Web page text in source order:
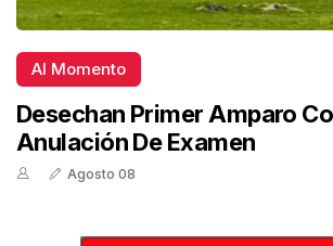
Al Momento
Desechan Primer Amparo
Anulación De Examen
Agosto 08